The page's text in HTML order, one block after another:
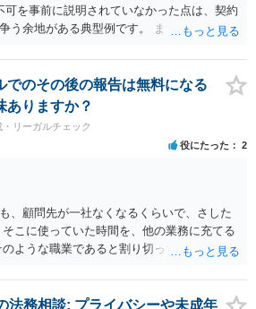
可を事前に説明されていなかった点は、契約
う余地がある典型例です。 まずは、運営と
また同時並行で（もしまだされていないの
の明確化はしておくべきだと考えます。
でのその後の報告は無料になる
ありますか？
リーガルチェック
役にたった 2
、顧問先が一社なくなるくらいで、さした
こに使っていた時間を、他の業務に充てる
ような職業であると割り切ってご相談され
れることを、お祈りしております。
法務相談: プライバシーや未成年